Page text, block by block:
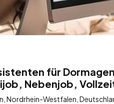
für
Nebenjob,
Nordrhein-Westfalen,